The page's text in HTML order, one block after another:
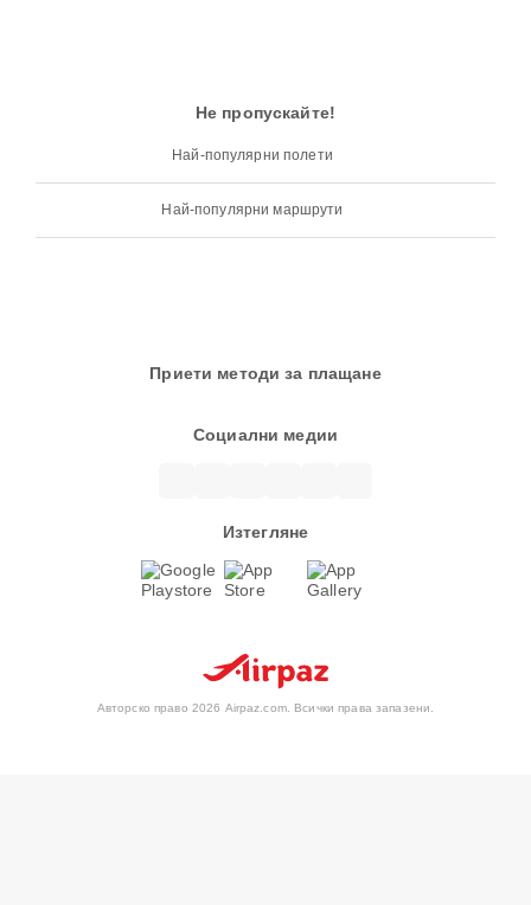
Не пропускайте!
Най-популярни полети
Най-популярни маршрути
Приети методи за плащане
Социални медии
Изтегляне
Авторско право 2026 Airpaz.com. Всички права запазени.